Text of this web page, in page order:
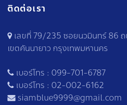
ติดต่อเรา
เลขที่ 79/235 ซอยนวมินทร์ 86
เขตคันนายาว กรุงเทพมหานคร
เบอร์โทร : 099-701-6787
เบอร์โทร : 02-002-6162
siamblue9999@gmail.com